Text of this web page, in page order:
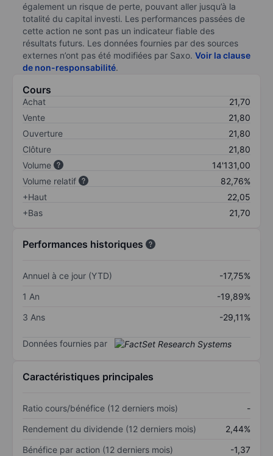
également un risque de perte, pouvant aller jusqu’à la
totalité du capital investi. Les performances passées de
cette action ne sont pas un indicateur fiable des
résultats futurs. Les données fournies par des sources
externes n’ont pas été modifiées par Saxo. Voir la clause
de non-responsabilité.
Cours
Achat
21,70
Vente
21,80
Ouverture
21,80
Clôture
21,80
Volume
14'131,00
Volume relatif
82,76%
+Haut
22,05
+Bas
21,70
Performances historiques
Annuel à ce jour (YTD)
-17,75%
1 An
-19,89%
3 Ans
-29,11%
Données fournies par
Caractéristiques principales
Ratio cours/bénéfice (12 derniers mois)
-
Rendement du dividende (12 derniers mois)
2,44%
Bénéfice par action (12 derniers mois)
-1,37